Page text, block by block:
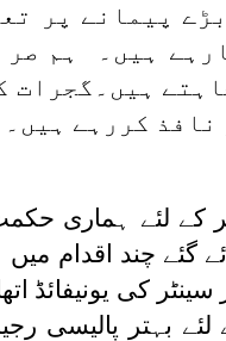
پیمانے پر
ہیں۔ ہم
ہیں۔گجرات
کررہے ہیں۔
کے لئے
گئے چند اقدام
کی یونیفائڈ
بہتر پالیسی